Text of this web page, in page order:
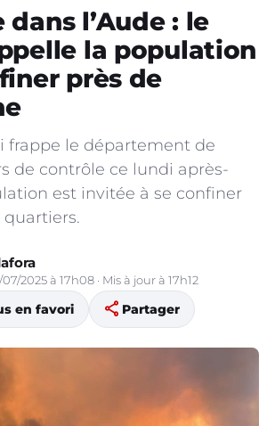
l’Aude : le
la population
près de
frappe le département de
de contrôle ce lundi après-
est invitée à se confiner
2025 à 17h08 · Mis à jour à 17h12
en favori share Partager